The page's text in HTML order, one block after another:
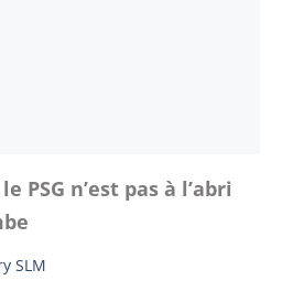
PSG n’est pas à l’abri
SLM